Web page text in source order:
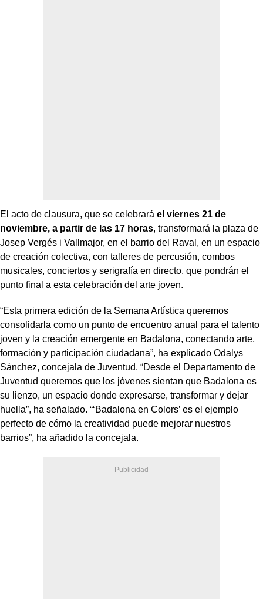
El acto de clausura, que se celebrará el viernes 21 de
noviembre, a partir de las 17 horas, transformará la plaza de
Josep Vergés i Vallmajor, en el barrio del Raval, en un espacio
de creación colectiva, con talleres de percusión, combos
musicales, conciertos y serigrafía en directo, que pondrán el
punto final a esta celebración del arte joven.
“Esta primera edición de la Semana Artística queremos
consolidarla como un punto de encuentro anual para el talento
joven y la creación emergente en Badalona, conectando arte,
formación y participación ciudadana”, ha explicado Odalys
Sánchez, concejala de Juventud. “Desde el Departamento de
Juventud queremos que los jóvenes sientan que Badalona es
su lienzo, un espacio donde expresarse, transformar y dejar
huella”, ha señalado. “‘Badalona en Colors’ es el ejemplo
perfecto de cómo la creatividad puede mejorar nuestros
barrios”, ha añadido la concejala.